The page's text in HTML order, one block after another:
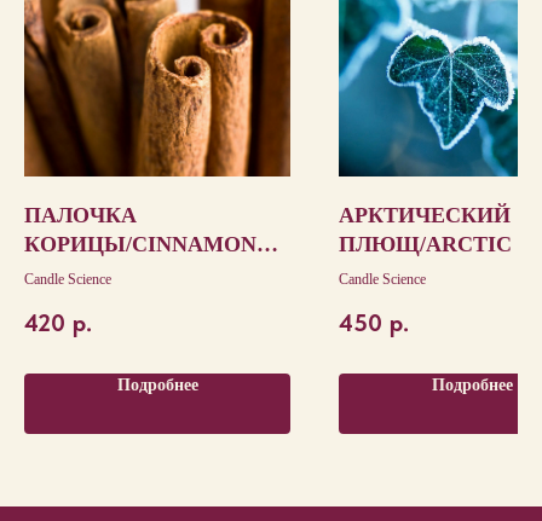
ПАЛОЧКА
КОРИЦЫ/CINNAMON
STICK
Candle Science
420 р.
Подробнее
АРКТИЧЕСКИЙ
ПЛЮЩ/ARCTIC
Candle Science
450 р.
Подробнее